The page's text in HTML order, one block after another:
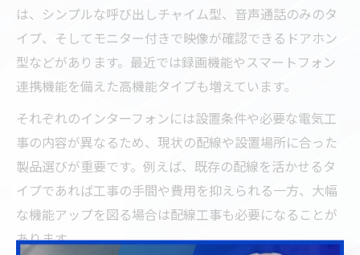
は、シンプルな呼び出しチャイム型、音声通話のみのタ
イプ、そしてモニター付きで映像が確認できるドアホン
型などがあります。最近では録画機能やスマートフォン
連携機能を備えた高機能タイプも増えています。
それぞれのインターフォンには設置条件や必要な電気工
事の内容が異なるため、現状の配線や設置場所に合った
製品選びが重要です。例えば、既存の配線を活かせるタ
イプであれば工事の手間や費用を抑えられる一方、大幅
な機能アップを図る場合は配線工事も必要になることが
あります。